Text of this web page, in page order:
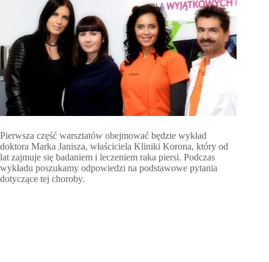
Pierwsza część warsztatów obejmować będzie wykład
doktora Marka Janisza, właściciela Kliniki Korona, który od
lat zajmuje się badaniem i leczeniem raka piersi. Podczas
wykładu poszukamy odpowiedzi na podstawowe pytania
dotyczące tej choroby.